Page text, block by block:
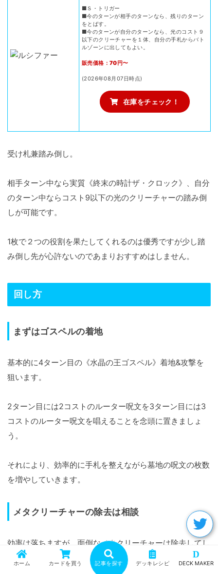
■Ｓ・トリガー
■今のターンが相手のターンなら、残りのターン
をとばす。
■今のターンが自分のターンなら、光のコスト９
以下のクリーチャーを１体、自分の手札からバト
ルゾーンに出してもよい。
販売価格：70円〜
(2026年08月07日時点)
在庫をチェック！
受け札兼踏み倒し。
相手ターン中なら実質《終末の時計ザ・クロック》、自分
のターン中ならコスト9以下の光のクリーチャーの踏み倒
しが可能です。
1枚で２つの役割を果たしてくれるのは優秀ですが少し踏
み倒し先が心許ないのであまりおすすめはしません。
回し方
まずはゴスペルの着地
基本的に4ターン目の《水晶の王ゴスペル》着地&攻撃を
狙います。
2ターン目には2コストのルーター呪文を3ターン目には3
コストのルーター呪文を唱えることを念頭に置きましょ
う。
それにより、効率的に手札を整えながら墓地の呪文の枚数
を増やしていきます。
メタクリーチャーの除去は相談
効率は落ちますが、面倒なメタクリーチャーは除去してし
まうのも手です。
ホーム カードを買う 記事を探す デッキレシピ
D
DECK MAKER